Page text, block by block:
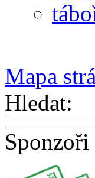
Mapa
Hledat:
Sponzoři